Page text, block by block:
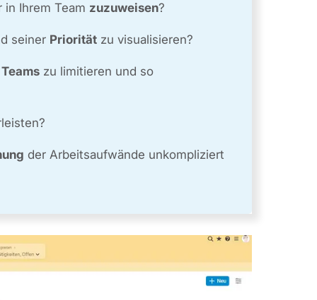
Ihrem Team zuzuweisen?
seiner Prioritätzu visualisieren?
zu limitieren und so
der Arbeitsaufwände unkompliziert